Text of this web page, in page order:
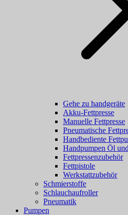
Gehe zu handgeräte
Akku-Fettpresse
Manuelle Fettpresse
Pneumatische
Handbediente
Handpumpen Öl
Fettpressenzubehör
Fettpistole
Werkstattzubehör
Schmierstoffe
Schlauchaufroller
Pneumatik
Pumpen